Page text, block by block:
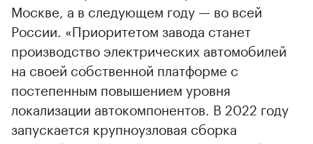
Москве, а в следующем году — во всей
России. «Приоритетом завода станет
производство электрических автомобилей
на своей собственной платформе с
постепенным повышением уровня
локализации автокомпонентов. В 2022 году
запускается крупноузловая сборка